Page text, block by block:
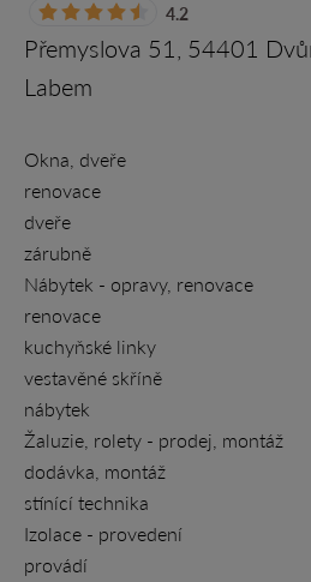
4.2
Přemyslova 51, 54401
Labem
Okna, dveře
renovace
dveře
zárubně
Nábytek - opravy, renovace
renovace
kuchyňské linky
vestavěné skříně
nábytek
Žaluzie, rolety - prodej, montáž
dodávka, montáž
stínící technika
Izolace - provedení
provádí